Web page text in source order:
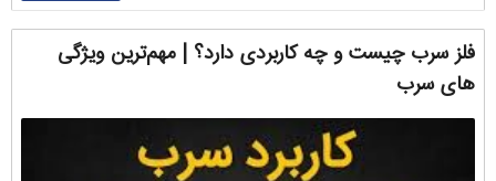
فلز سرب چیست و چه کاربردی دارد؟ | مهم‌ترین ویژگی
های سرب